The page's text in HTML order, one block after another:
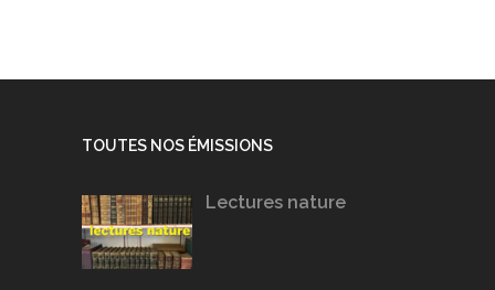
TOUTES NOS ÉMISSIONS
Lectures nature